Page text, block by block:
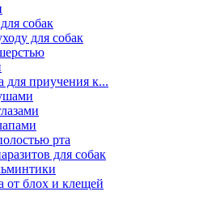
собак
для собак
для приучения к...
рта
для собак
от блох и клещей